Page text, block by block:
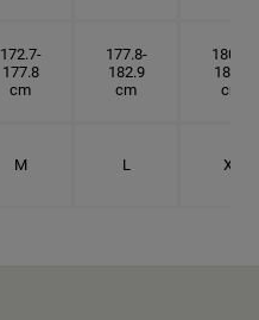
172.7-
177.8
cm
177.8-
182.9
cm
180.3-
185.5
cm
M L XL